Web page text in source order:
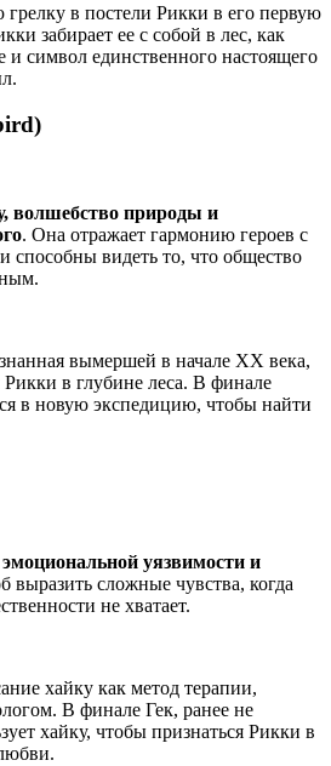
грелку в постели Рикки в его первую
забирает ее с собой в лес, как
и символ единственного настоящего
волшебство природы и
. Она отражает гармонию героев с
видеть то, что общество
вымершей в начале XX века,
Рикки в глубине леса. В финале
в новую экспедицию, чтобы найти
эмоциональной уязвимости и
выразить сложные чувства, когда
не хватает.
хайку как метод терапии,
В финале Гек, ранее не
хайку, чтобы признаться Рикки в